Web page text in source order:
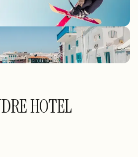
HOTEL